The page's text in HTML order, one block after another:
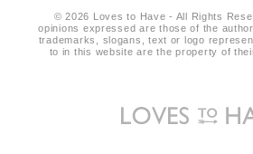
© 2026 Loves to Have - All Rights
opinions expressed are those of the
trademarks, slogans, text or logo
to in this website are the property of